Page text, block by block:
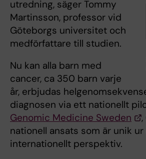
utredning, säger Tommy
Martinsson, professor vid
Göteborgs universitet och
medförfattare till studien.
Nu kan alla barn med
cancer, ca 350 barn varje
år, erbjudas
diagnosen via ett nationellt
Genomic Medicine Sweden
,
nationell ansats som är unik
internationellt perspektiv.